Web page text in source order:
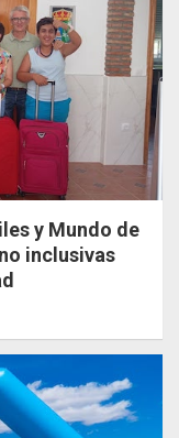
y Mundo de
inclusivas